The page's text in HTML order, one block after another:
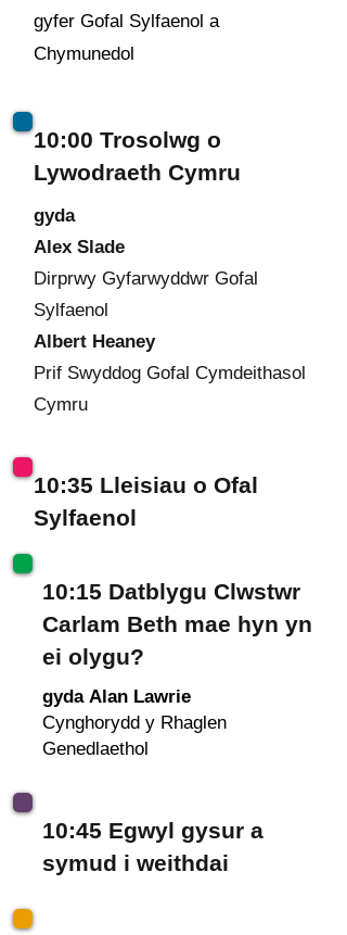
gyfer Gofal Sylfaenol a
Chymunedol
10:00 Trosolwg o
Lywodraeth Cymru
gyda
Alex Slade
Dirprwy Gyfarwyddwr Gofal
Sylfaenol
Albert Heaney
Prif Swyddog Gofal Cymdeithasol
Cymru
10:35 Lleisiau o Ofal
Sylfaenol
10:15 Datblygu Clwstwr
Carlam Beth mae hyn yn
ei olygu?
gyda Alan Lawrie
Cynghorydd y Rhaglen
Genedlaethol
10:45 Egwyl gysur a
symud i weithdai